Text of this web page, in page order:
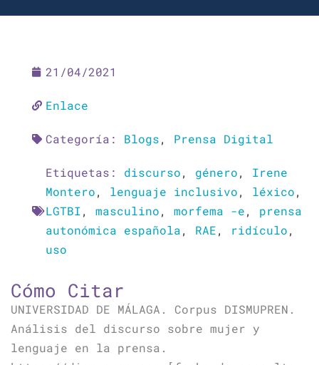
21/04/2021
Enlace
Categoría: Blogs, Prensa Digital
Etiquetas: discurso, género, Irene
Montero, lenguaje inclusivo, léxico,
LGTBI, masculino, morfema -e, prensa
autonómica española, RAE, ridículo,
uso
Cómo Citar
UNIVERSIDAD DE MÁLAGA. Corpus DISMUPREN.
Análisis del discurso sobre mujer y
lenguaje en la prensa.